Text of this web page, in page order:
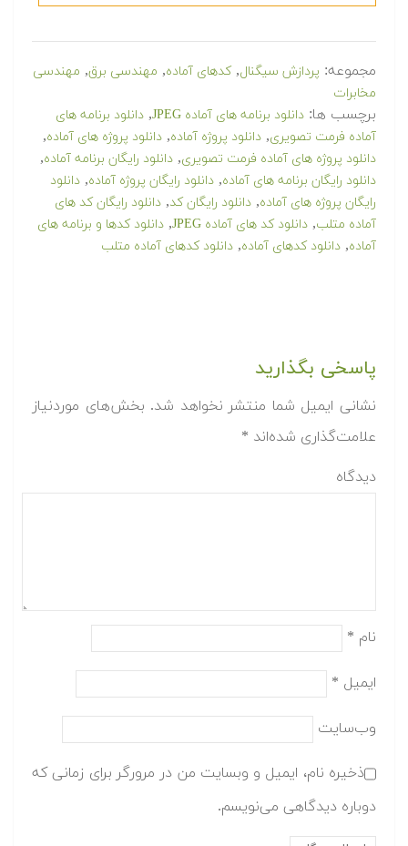
مجموعه: پردازش سیگنال,کدهای آماده, مهندسی برق, مهندسی
مخابرات
برچسب ها: دانلود برنامه های آماده JPEG , دانلود برنامه های
آماده فرمت تصویری, دانلود پروژه آماده, دانلود پروژه های آماده,
دانلود پروژه های آماده فرمت تصویری, دانلود رایگان برنامه آماده,
دانلود رایگان برنامه های آماده, دانلود رایگان پروژه آماده, دانلود
رایگان پروژه های آماده, دانلود رایگان کد, دانلود رایگان کد های
آماده متلب, دانلود کد های آماده JPEG , دانلود کدها و برنامه های
آماده, دانلود کدهای آماده, دانلود کدهای آماده متلب
پاسخی بگذارید
نشانی ایمیل شما منتشر نخواهد شد. بخش‌های موردنیاز
علامت‌گذاری شده‌اند *
دیدگاه
نام *
ایمیل *
وب‌سایت
ذخیره نام، ایمیل و وبسایت من در مرورگر برای زمانی که
دوباره دیدگاهی می‌نویسم.